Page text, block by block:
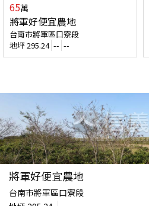
65萬
將軍好便宜農地
台南市將軍區口寮段
地坪295.24 -- --
將軍好便宜農地
台南市將軍區口寮段